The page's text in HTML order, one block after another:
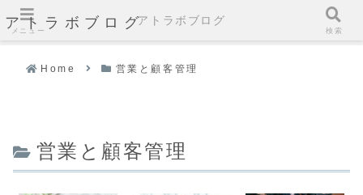
アトラボブログ
Home 営業と顧客管理
営業と顧客管理
メニュー
アトラボブログ
検索